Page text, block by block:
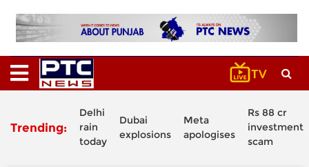
Trending:
Delhi
rain
today
Dubai
explosions
Meta
apologises
Rs 88 cr
investment
scam